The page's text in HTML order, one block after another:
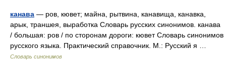
канава — ров, кювет; майна, рытвина, канавища, канавка,
арык, траншея, выработка Словарь русских синонимов. канава
/ большая: ров / по сторонам дороги: кювет Словарь синонимов
русского языка. Практический справочник. М.: Русский я …
Словарь синонимов